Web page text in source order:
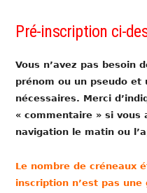
Pré-inscription ci-
Vous n’avez pas besoin
prénom ou un pseudo et
nécessaires. Merci
« commentaire » si vous
navigation le matin ou
Le nombre de créneaux
inscription n’est pas